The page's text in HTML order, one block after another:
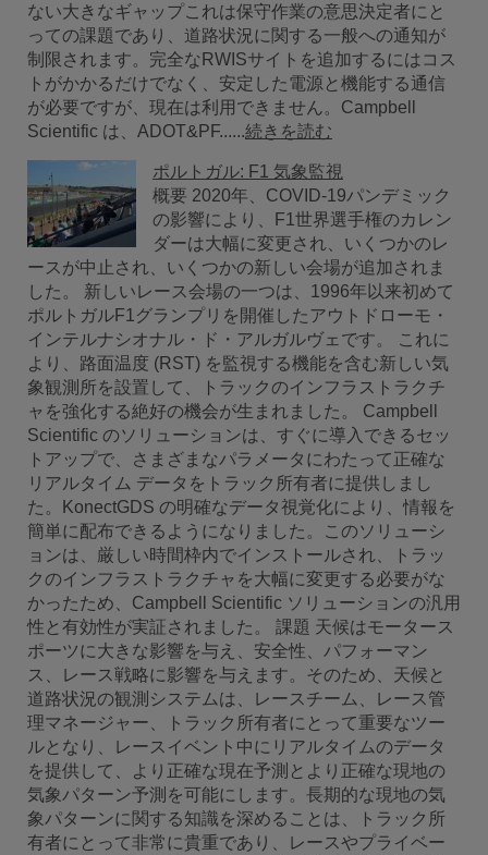
ない大きなギャップこれは保守作業の意思決定者にと
っての課題であり、道路状況に関する一般への通知が
制限されます。完全なRWISサイトを追加するにはコス
トがかかるだけでなく、安定した電源と機能する通信
が必要ですが、現在は利用できません。Campbell
Scientific は、ADOT&PF......続きを読む
ポルトガル: F1 気象監視
概要 2020年、COVID-19パンデミック
の影響により、F1世界選手権のカレン
ダーは大幅に変更され、いくつかのレ
ースが中止され、いくつかの新しい会場が追加されま
した。 新しいレース会場の一つは、1996年以来初めて
ポルトガルF1グランプリを開催したアウトドローモ・
インテルナシオナル・ド・アルガルヴェです。 これに
より、路面温度 (RST) を監視する機能を含む新しい気
象観測所を設置して、トラックのインフラストラクチ
ャを強化する絶好の機会が生まれました。 Campbell
Scientific のソリューションは、すぐに導入できるセッ
トアップで、さまざまなパラメータにわたって正確な
リアルタイム データをトラック所有者に提供しまし
た。KonectGDS の明確なデータ視覚化により、情報を
簡単に配布できるようになりました。このソリューシ
ョンは、厳しい時間枠内でインストールされ、トラッ
クのインフラストラクチャを大幅に変更する必要がな
かったため、Campbell Scientific ソリューションの汎用
性と有効性が実証されました。 課題 天候はモータース
ポーツに大きな影響を与え、安全性、パフォーマン
ス、レース戦略に影響を与えます。そのため、天候と
道路状況の観測システムは、レースチーム、レース管
理マネージャー、トラック所有者にとって重要なツー
ルとなり、レースイベント中にリアルタイムのデータ
を提供して、より正確な現在予測とより正確な現地の
気象パターン予測を可能にします。長期的な現地の気
象パターンに関する知識を深めることは、トラック所
有者にとって非常に貴重であり、レースやプライベー